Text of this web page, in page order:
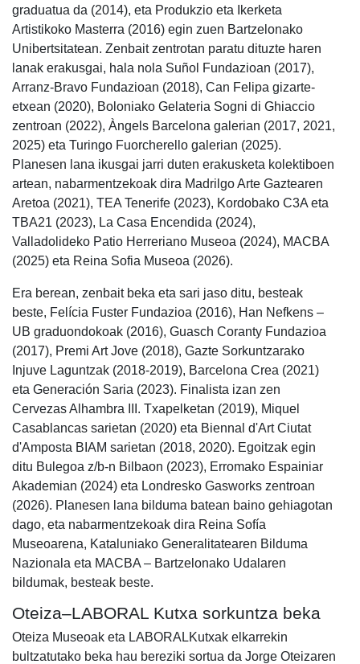
graduatua da (2014), eta Produkzio eta Ikerketa
Artistikoko Masterra (2016) egin zuen Bartzelonako
Unibertsitatean. Zenbait zentrotan paratu dituzte haren
lanak erakusgai, hala nola Suñol Fundazioan (2017),
Arranz-Bravo Fundazioan (2018), Can Felipa gizarte-
etxean (2020), Boloniako Gelateria Sogni di Ghiaccio
zentroan (2022), Àngels Barcelona galerian (2017, 2021,
2025) eta Turingo Fuorcherello galerian (2025).
Planesen lana ikusgai jarri duten erakusketa kolektiboen
artean, nabarmentzekoak dira Madrilgo Arte Gaztearen
Aretoa (2021), TEA Tenerife (2023), Kordobako C3A eta
TBA21 (2023), La Casa Encendida (2024),
Valladolideko Patio Herreriano Museoa (2024), MACBA
(2025) eta Reina Sofia Museoa (2026).
Era berean, zenbait beka eta sari jaso ditu, besteak
beste, Felícia Fuster Fundazioa (2016), Han Nefkens –
UB graduondokoak (2016), Guasch Coranty Fundazioa
(2017), Premi Art Jove (2018), Gazte Sorkuntzarako
Injuve Laguntzak (2018-2019), Barcelona Crea (2021)
eta Generación Saria (2023). Finalista izan zen
Cervezas Alhambra III. Txapelketan (2019), Miquel
Casablancas sarietan (2020) eta Biennal d'Art Ciutat
d'Amposta BIAM sarietan (2018, 2020). Egoitzak egin
ditu Bulegoa z/b-n Bilbaon (2023), Erromako Espainiar
Akademian (2024) eta Londresko Gasworks zentroan
(2026). Planesen lana bilduma batean baino gehiagotan
dago, eta nabarmentzekoak dira Reina Sofía
Museoarena, Kataluniako Generalitatearen Bilduma
Nazionala eta MACBA – Bartzelonako Udalaren
bildumak, besteak beste.
Oteiza–LABORAL Kutxa sorkuntza beka
Oteiza Museoak eta LABORALKutxak elkarrekin
bultzatutako beka hau bereziki sortua da Jorge Oteizaren